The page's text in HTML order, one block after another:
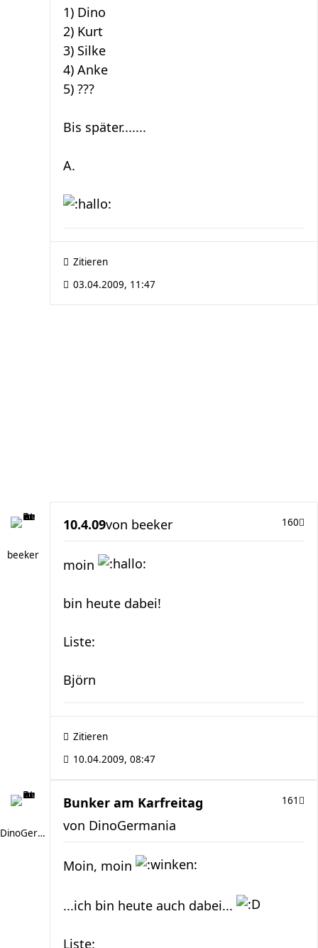
1) Dino
2) Kurt
3) Silke
4) Anke
5) ???
Bis später.......
A.
Zitieren
03.04.2009, 11:47
beeker
10.4.09 160
von beeker
moin
bin heute dabei!
Liste:
Björn
Zitieren
10.04.2009, 08:47
DinoGermania
Bunker am Karfreitag 161
von DinoGermania
Moin, moin
...ich bin heute auch dabei...
Liste: